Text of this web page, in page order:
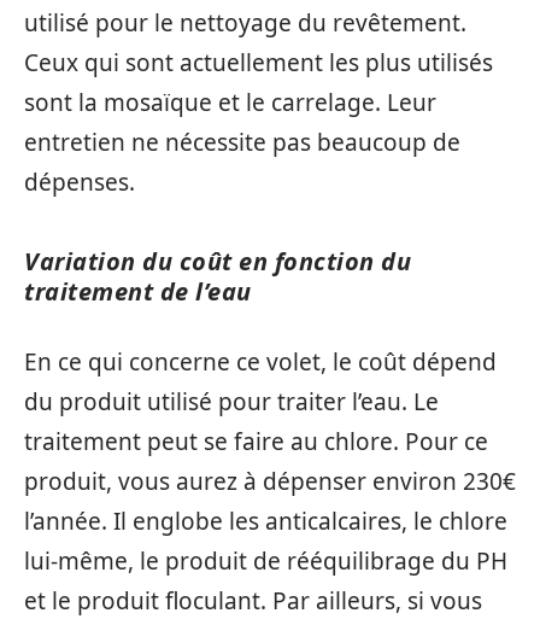
utilisé pour le nettoyage du revêtement.
Ceux qui sont actuellement les plus utilisés
sont la mosaïque et le carrelage. Leur
entretien ne nécessite pas beaucoup de
dépenses.
Variation du coût en fonction du
traitement de l’eau
En ce qui concerne ce volet, le coût dépend
du produit utilisé pour traiter l’eau. Le
traitement peut se faire au chlore. Pour ce
produit, vous aurez à dépenser environ 230€
l’année. Il englobe les anticalcaires, le chlore
lui-même, le produit de rééquilibrage du PH
et le produit floculant. Par ailleurs, si vous